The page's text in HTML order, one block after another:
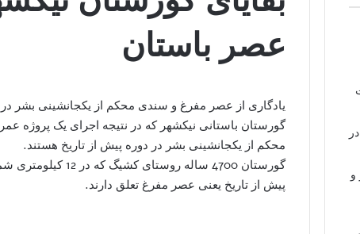
عصر باستان
یادگاری از عصر مفرغ و سندی محکم از یکجانشینی بشر در
گورستان باستانی نیکشهر که در نتیجه اجرای یک پروژه
محکم از یکجانشینی بشر در دوره پیش از تاریخ هستند.
گورستان 4700
پیش از تاریخ یعنی عصر مفرغ تعلق دارند.
و